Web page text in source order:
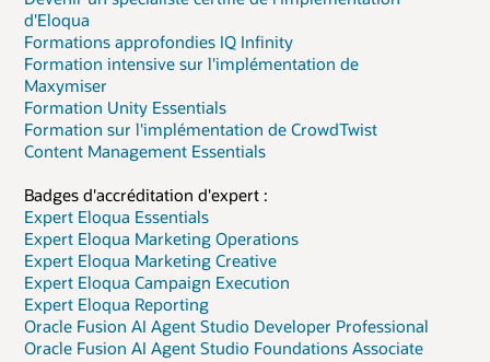
d'Eloqua
Formations approfondies IQ Infinity
Formation intensive sur l'implémentation de
Maxymiser
Formation Unity Essentials
Formation sur l'implémentation de CrowdTwist
Content Management Essentials
Badges d'accréditation d'expert :
Expert Eloqua Essentials
Expert Eloqua Marketing Operations
Expert Eloqua Marketing Creative
Expert Eloqua Campaign Execution
Expert Eloqua Reporting
Oracle Fusion AI Agent Studio Developer Professional
Oracle Fusion AI Agent Studio Foundations Associate